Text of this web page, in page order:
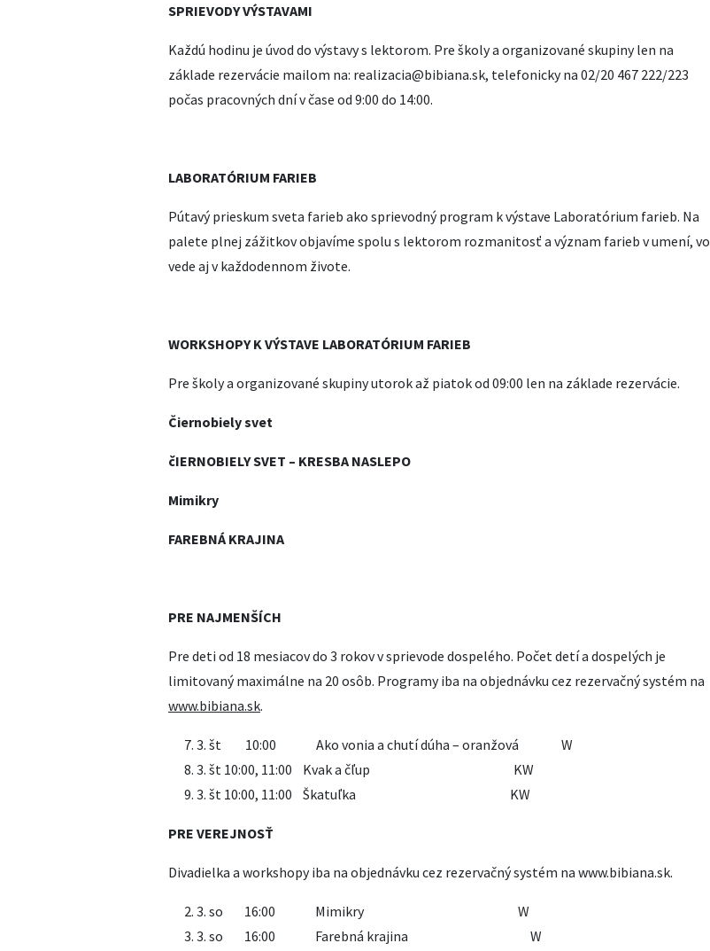
SPRIEVODY VÝSTAVAMI
Každú hodinu je úvod do výstavy s lektorom. Pre školy a organizované skupiny len na
základe rezervácie mailom na: realizacia@bibiana.sk, telefonicky na 02/20 467 222/223
počas pracovných dní v čase od 9:00 do 14:00.
LABORATÓRIUM FARIEB
Pútavý prieskum sveta farieb ako sprievodný program k výstave Laboratórium farieb. Na
palete plnej zážitkov objavíme spolu s lektorom rozmanitosť a význam farieb v umení, vo
vede aj v každodennom živote.
WORKSHOPY K VÝSTAVE LABORATÓRIUM FARIEB
Pre školy a organizované skupiny utorok až piatok od 09:00 len na základe rezervácie.
Čiernobiely svet
čIERNOBIELY SVET – KRESBA NASLEPO
Mimikry
FAREBNÁ KRAJINA
PRE NAJMENŠÍCH
Pre deti od 18 mesiacov do 3 rokov v sprievode dospelého. Počet detí a dospelých je
limitovaný maximálne na 20 osôb. Programy iba na objednávku cez rezervačný systém na
www.bibiana.sk.
3. št 10:00 Ako vonia a chutí dúha – oranžová W
3. št 10:00, 11:00 Kvak a čľup KW
3. št 10:00, 11:00 Škatuľka KW
PRE VEREJNOSŤ
Divadielka a workshopy iba na objednávku cez rezervačný systém na www.bibiana.sk.
3. so 16:00 Mimikry W
3. so 16:00 Farebná krajina W